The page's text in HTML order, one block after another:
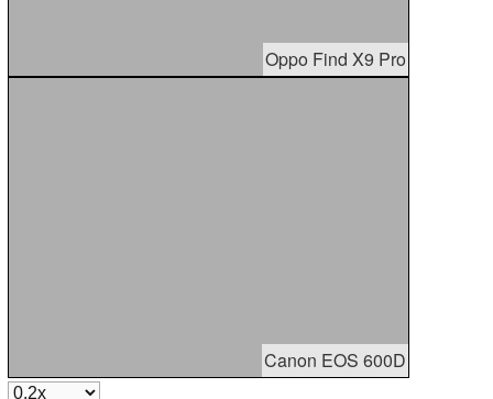
Oppo Find X9 Pro
Canon EOS 600D